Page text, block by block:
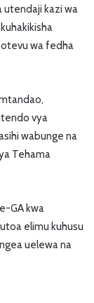
utendaji kazi wa
wa fedha
vya
wabunge na
Tehama
GA kwa
elimu kuhusu
uelewa na